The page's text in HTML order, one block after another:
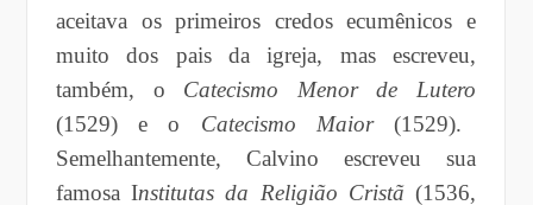
aceitava os primeiros credos ecumênicos e
muito dos pais da igreja, mas escreveu,
também, o Catecismo Menor de Lutero
(1529) e o Catecismo Maior(1529).
Semelhantemente, Calvino escreveu sua
famosa Institutas da Religião Cristã(1536,